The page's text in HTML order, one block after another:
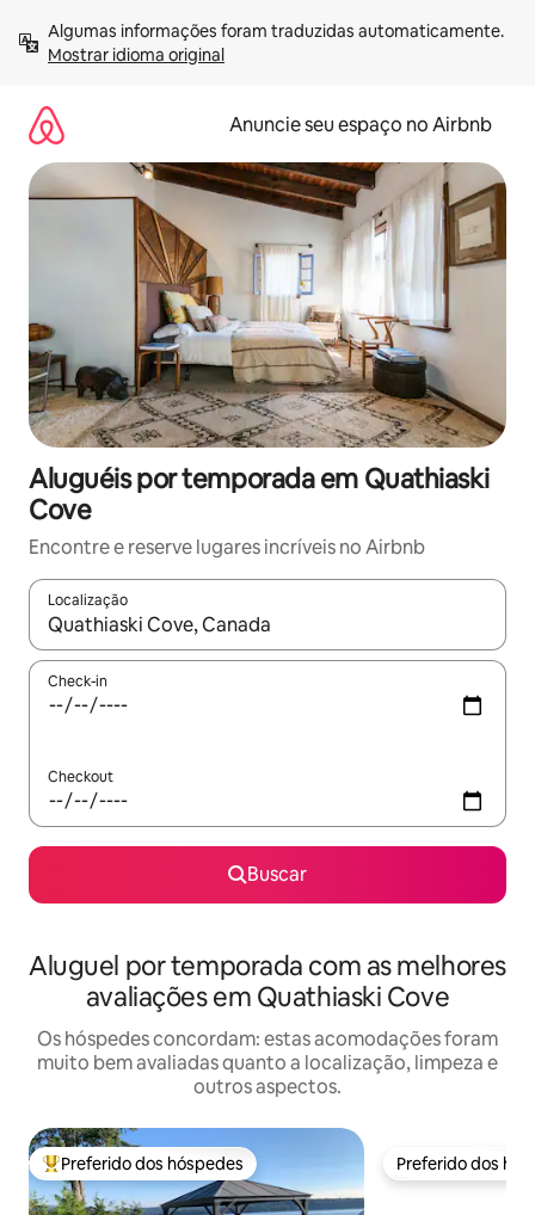
para
Mostrar idioma original
Anuncie seu espaço no Airbnb
Aluguéis por temporada em Quathiaski
Cove
Encontre e reserve lugares incríveis no Airbnb
Localização
Quando os resultados estiverem disponíveis, explore-os
Check-in
Checkout
Buscar
Aluguel por temporada com as melhores
avaliações em Quathiaski Cove
Os hóspedes concordam: estas acomodações foram
muito bem avaliadas quanto a localização, limpeza e
outros aspectos.
Entre os melhores preferidos dos hóspedes
Preferido dos hóspedes Preferido dos
Preferido dos